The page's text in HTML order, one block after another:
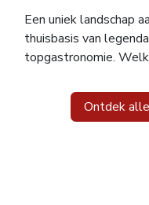
Een uniek landschap
thuisbasis van
topgastronomie.
Ontdek